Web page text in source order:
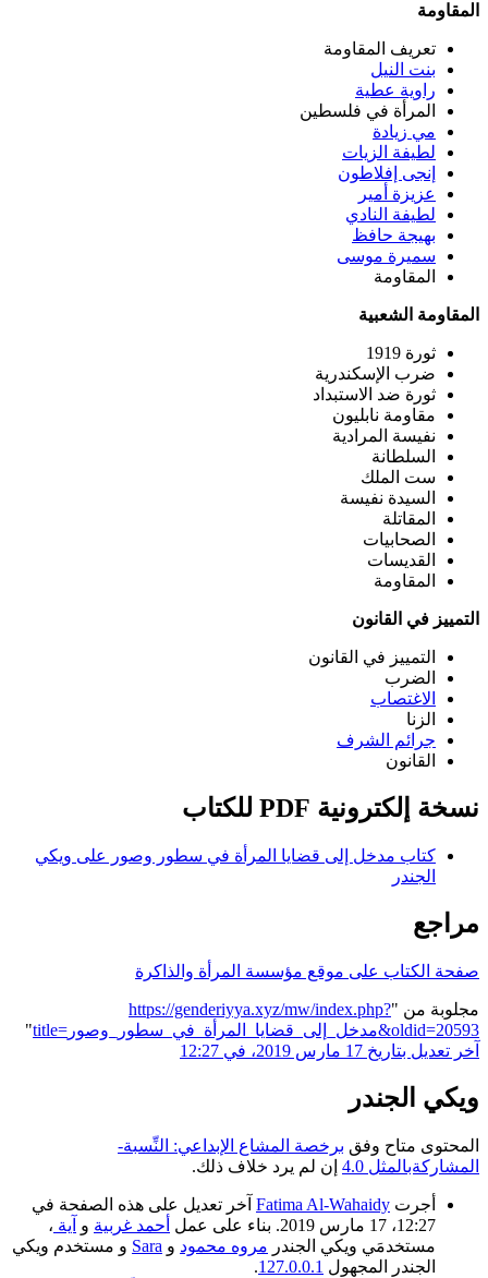
المقاومة
تعريف المقاومة
بنت النيل
راوية عطية
المرأة في فلسطين
مي زيادة
لطيفة الزيات
إنجى إفلاطون
عزيزة أمير
لطيفة النادي
بهيجة حافظ
سميرة موسى
المقاومة
المقاومة الشعبية
ثورة 1919
ضرب الإسكندرية
ثورة ضد الاستبداد
مقاومة نابليون
نفيسة المرادية
السلطانة
ست الملك
السيدة نفيسة
المقاتلة
الصحابيات
القديسات
المقاومة
التمييز في القانون
التمييز في القانون
الضرب
الاغتصاب
الزنا
جرائم الشرف
القانون
نسخة إلكترونية PDF للكتاب
كتاب مدخل إلى قضايا المرأة في سطور وصور على ويكي
الجندر
مراجع
صفحة الكتاب على موقع مؤسسة المرأة والذاكرة
مجلوبة من "https://genderiyya.xyz/mw/index.php?
title=مدخل_إلى_قضايا_المرأة_في_سطور_وصور&oldid=20593
"
آخر تعديل بتاريخ 17 مارس 2019، في 12:27
ويكي الجندر
المحتوى متاح وفق برخصة المشاع الإبداعي: النِّسبة-
المشاركةبالمثل 4.0
إن لم يرد خلاف ذلك.
أجرت Fatima Al-Wahaidy آخر تعديل على هذه الصفحة في
12:27، 17 مارس 2019. بناء على عمل
أحمد غربية و آية ،
مستخدمَي ويكي الجندر مروه محمود و Sara و مستخدم ويكي
الجندر المجهول 127.0.0.1
.